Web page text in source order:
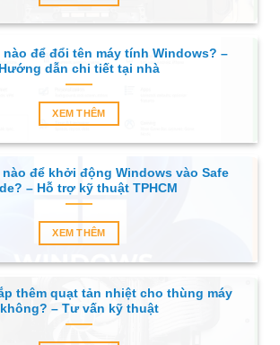
nào để đổi tên máy tính Windows? –
Hướng dẫn chi tiết tại nhà
XEM THÊM
nào để khởi động Windows vào Safe
– Hỗ trợ kỹ thuật TPHCM
XEM THÊM
thêm quạt tản nhiệt cho thùng máy
không? – Tư vấn kỹ thuật